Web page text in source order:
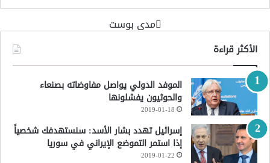
‏مدى بوست‏
الأكثر قراءة
الموفد الدولي يواصل مفاوضاته بصنعاء
والحوثيون يفشلونها
2019-01-18
إسرائيل تهدد بشار الأسد: سنستهدفك شخصياً
إذا استمر التموضع الإيراني في سوريا
2019-01-22